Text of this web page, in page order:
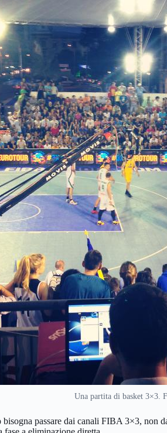
Una partita di basket 3×3.
bisogna passare dai canali FIBA 3×3,